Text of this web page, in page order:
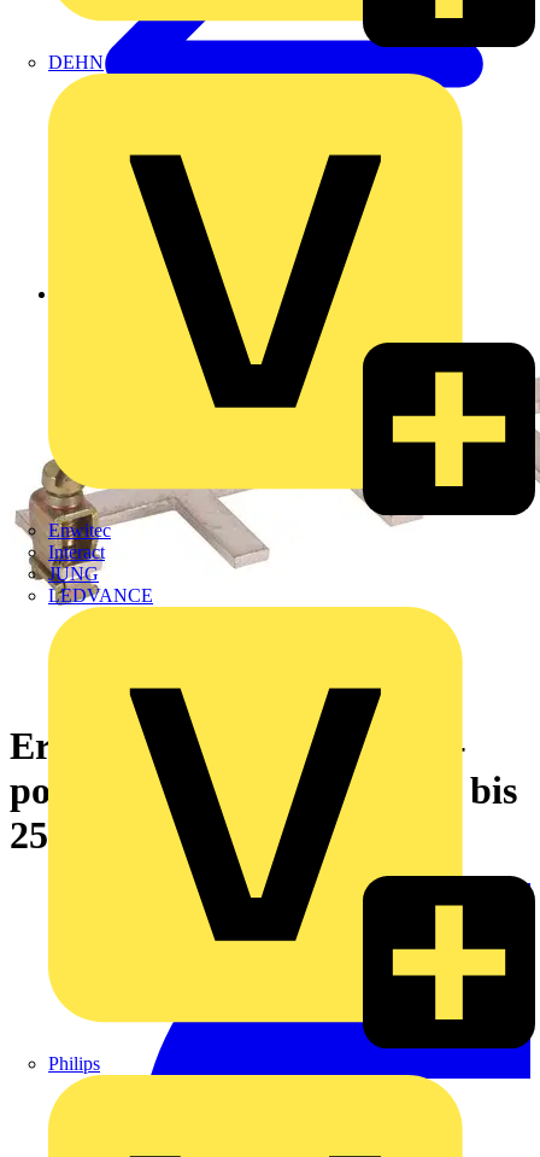
DEHN
Enwitec
Interact
JUNG
LEDVANCE
Philips
Zurück zu Produkte
Erdungsbuegel einphasig 4-
polig mit Anschlussklemme bis
25 mm*2